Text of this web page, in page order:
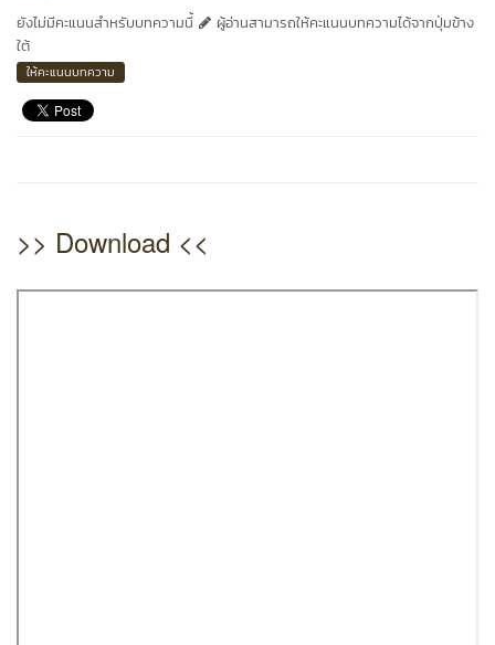
ยังไม่มีคะแนนสำหรับบทความนี้
ผู้อ่านสามารถให้คะแนนบทความได้จากปุ่มข้าง
ใต้
ให้คะแนนบทความ
>> Download <<